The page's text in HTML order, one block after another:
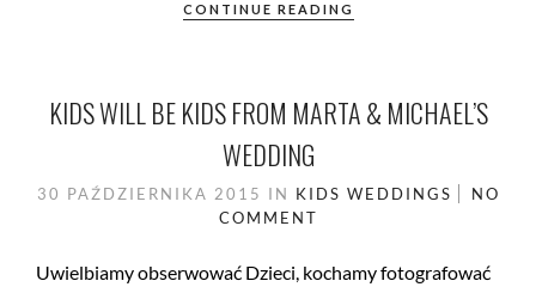
CONTINUE READING
KIDS WILL BE KIDS FROM MARTA & MICHAEL’S
WEDDING
30 PAŹDZIERNIKA 2015 IN KIDS WEDDINGS
NO
COMMENT
Uwielbiamy obserwować Dzieci, kochamy fotografować